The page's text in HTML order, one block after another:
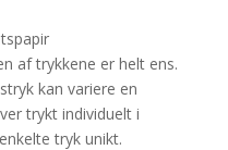
af trykkene er helt ens.
kan variere en
trykt individuelt i
tryk unikt.